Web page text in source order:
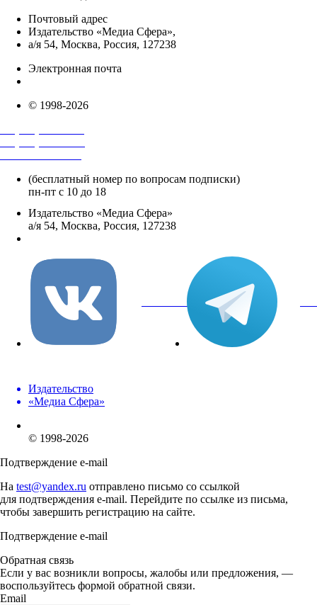
Почтовый адрес
Издательство «Медиа Сфера»,
а/я 54, Москва, Россия, 127238
Электронная почта
© 1998-2026
(бесплатный номер по вопросам подписки)
пн-пт с 10 до 18
Издательство «Медиа Сфера»
а/я 54, Москва, Россия, 127238
вКонтакте
Издательство
«Медиа Сфера»
© 1998-2026
Подтверждение e-mail
На test@yandex.ru отправлено письмо со ссылкой
для подтверждения e-mail. Перейдите по ссылке из письма,
чтобы завершить регистрацию на сайте.
Подтверждение e-mail
Обратная связь
Если у вас возникли вопросы, жалобы или предложения, —
воспользуйтесь формой обратной связи.
Email